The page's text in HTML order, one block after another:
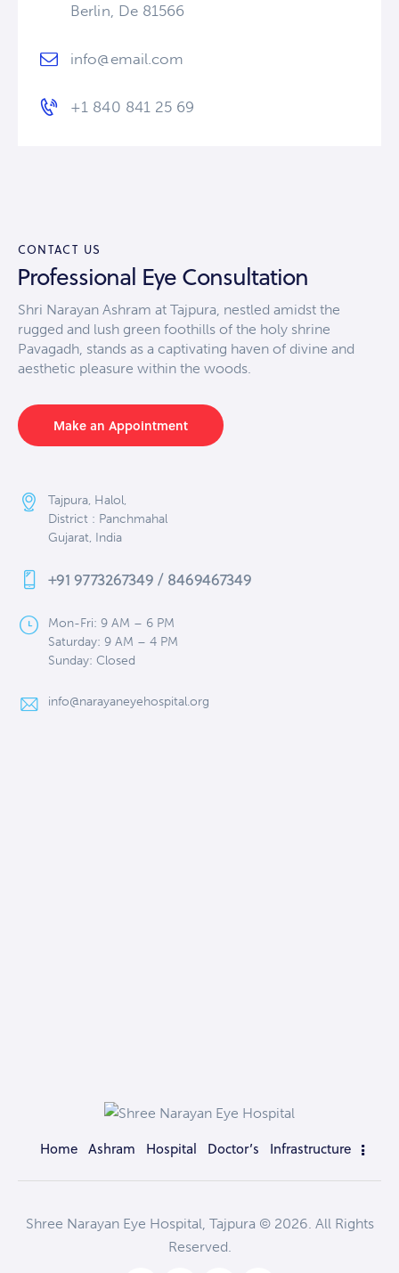
Berlin, De 81566
info@email.com
+1 840 841 25 69
CONTACT US
Professional Eye Consultation
Shri Narayan Ashram at Tajpura, nestled amidst the
rugged and lush green foothills of the holy shrine
Pavagadh, stands as a captivating haven of divine and
aesthetic pleasure within the woods.
Make an Appointment
Tajpura, Halol,
District : Panchmahal
Gujarat, India
+91 9773267349 / 8469467349
Mon-Fri: 9 AM – 6 PM
Saturday: 9 AM – 4 PM
Sunday: Closed
info@narayaneyehospital.org
Home Ashram Hospital Doctor’s Infrastructure
Shree Narayan Eye Hospital, Tajpura © 2026. All Rights
Reserved.